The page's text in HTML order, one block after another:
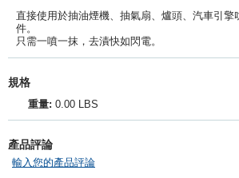
直接使用於抽油煙機、抽氣扇、爐頭、汽車引擎
件。
只需一噴一抹，去漬快如閃電。
規格
重量: 0.00 LBS
產品評論
輸入您的產品評論